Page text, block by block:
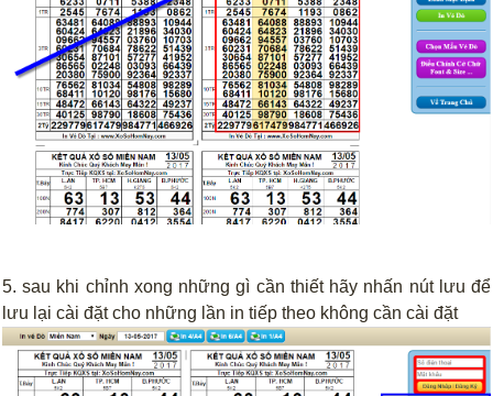
5. sau khi chỉnh xong những gì cần thiết hãy nhấn nút lưu để
lưu lại cài đặt cho những lần in tiếp theo không cần cài đặt